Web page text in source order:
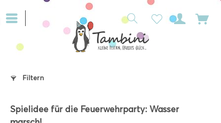
Filtern
Spielidee für die Feuerwehrparty: Wasser